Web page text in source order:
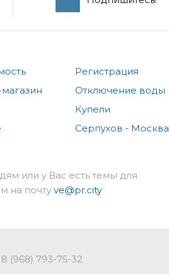
Регистрация
Отключение воды
Купели
Серпухов - Москва
или у Вас есть темы для
на почту ve@pr.city
8 (968) 793-75-32